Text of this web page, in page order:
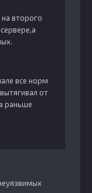
второго
все норм
от
раньше